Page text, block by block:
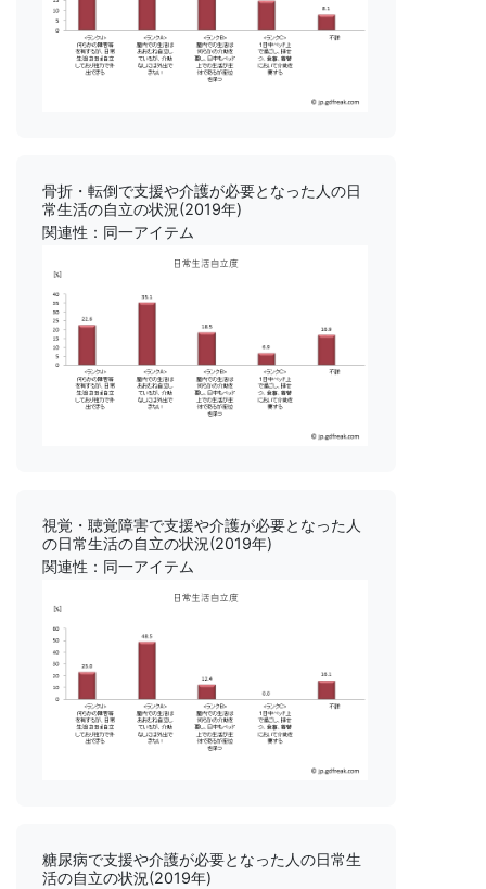
骨折・転倒で支援や介護が必要となった人の日
常生活の自立の状況(2019年)
関連性：同一アイテム
視覚・聴覚障害で支援や介護が必要となった人
の日常生活の自立の状況(2019年)
関連性：同一アイテム
糖尿病で支援や介護が必要となった人の日常生
活の自立の状況(2019年)